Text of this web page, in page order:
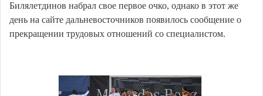
Билялетдинов набрал свое первое очко, однако в этот же
день на сайте дальневосточников появилось сообщение о
прекращении трудовых отношений со специалистом.